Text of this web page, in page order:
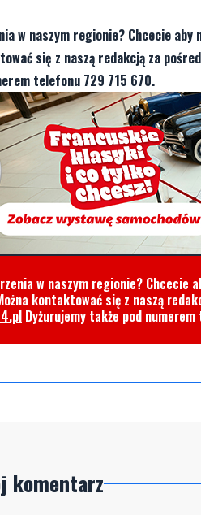
w naszym regionie? Chcecie
się z naszą redakcją za
telefonu 729 715 670.
w naszym regionie? Chcecie
kontaktować się z naszą
Dyżurujemy także pod
komentarz